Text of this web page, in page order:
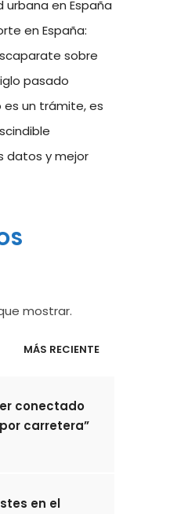
en España
en España:
sobre
pasado
es un trámite, es
datos y mejor
mostrar.
MÁS RECIENTE
conectado
carretera”
en el